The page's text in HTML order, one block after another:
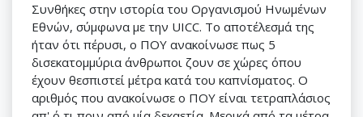
Συνθήκες στην ιστορία του Οργανισμού Ηνωμένων
Εθνών, σύμφωνα με την UICC. Το αποτέλεσμά της
ήταν ότι πέρυσι, ο ΠΟΥ ανακοίνωσε πως 5
δισεκατομμύρια άνθρωποι ζουν σε χώρες όπου
έχουν θεσπιστεί μέτρα κατά του καπνίσματος. Ο
αριθμός που ανακοίνωσε ο ΠΟΥ είναι τετραπλάσιος